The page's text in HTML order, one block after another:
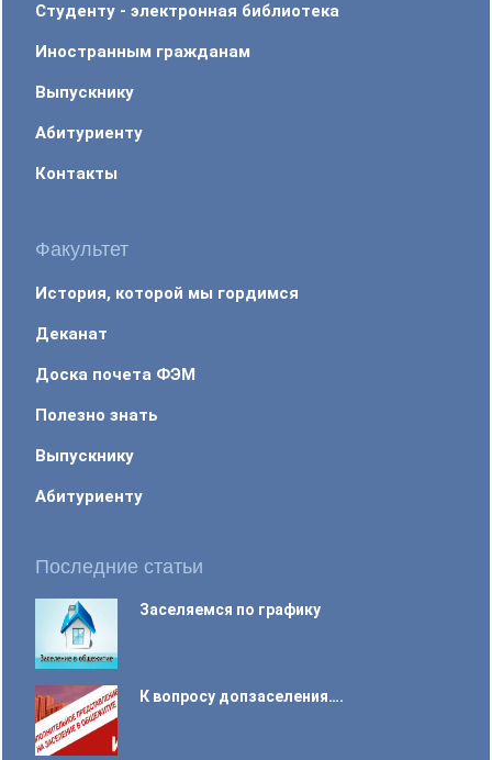
Студенту - электронная библиотека
Иностранным гражданам
Выпускнику
Абитуриенту
Контакты
Факультет
История, которой мы гордимся
Деканат
Доска почета ФЭМ
Полезно знать
Выпускнику
Абитуриенту
Последние статьи
Заселяемся по графику
К вопросу допзаселения….